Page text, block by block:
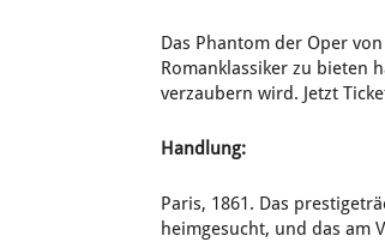
Das Phantom der Oper
Romanklassiker zu bieten
verzaubern wird. Jetzt
Handlung:
Paris, 1861. Das
heimgesucht, und das am